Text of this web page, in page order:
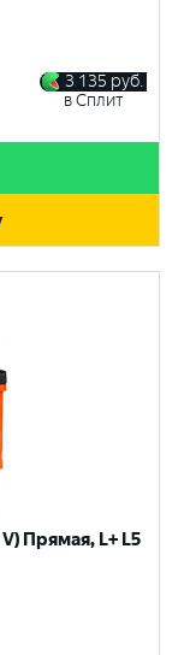
3 135 руб.
в Сплит
Прямая, L+ L5